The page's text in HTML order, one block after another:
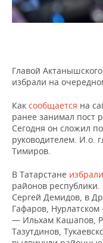
НЕФТЕХИМИЯ
ЭНЕРГЕТИКА
РОЗНИЧНАЯ
УСЛУГИ
НОВОСТИ
МЕДИА
МЕРОПРИЯТИЯ
ВЫЕЗДНАЯ
БИЗНЕС-БРАНЧИ
ONLINE-
НОВОСТИ СПОРТА
ФУТБОЛ
ХОККЕЙ
ВОЛЕЙБОЛ
КИБЕРСПОРТ
ОБЩЕСТВО
НОВОСТИ
ВЛАСТЬ
ИСТОРИЯ
КУЛЬТУРА
ФОТОГАЛЕРЕЯ
СЮЖЕТЫ
СПИСОК ПЕРСОН
СПИСОК
ПОЛНАЯ ВЕРСИЯ
Главой
избрали на
Как сообщается на
ранее занимал пост
Сегодня он сложил
руководителем. И.о.
Тимиров.
В Татарстане избрали
районов республики.
Сергей Демидов, в
Гафаров,
— Ильхам Кашапов,
Тазутдинов,